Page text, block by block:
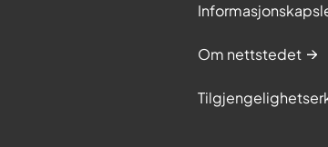
Om nettstedet